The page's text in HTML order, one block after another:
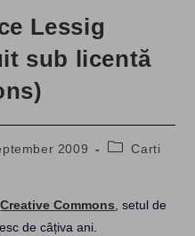
Lessig
sub licentă
2009
PostCarti
Creative Commons , setul de
de câțiva ani.